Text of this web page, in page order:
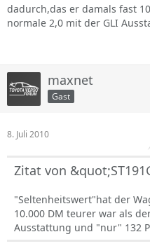
dadurch,das er damals fast
normale 2,0 mit der GLI
maxnet
Gast
8. Juli 2010
Zitat von
"Seltenheitswert"hat der
10.000 DM teurer war als
Ausstattung und "nur" 132